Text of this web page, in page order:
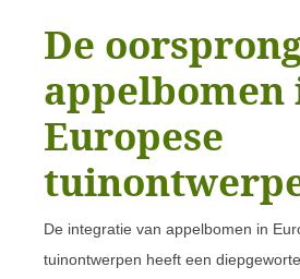
De
appelbomen
Europese
De integratie van appelbomen in
tuinontwerpen heeft een